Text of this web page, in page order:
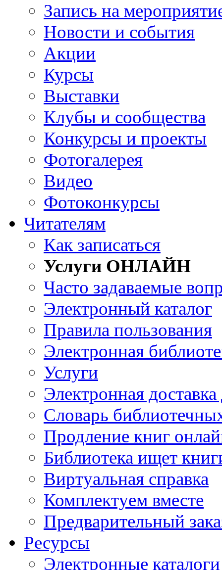
Запись на
Новости и события
Акции
Курсы
Выставки
Клубы и сообщества
Конкурсы и проекты
Фотогалерея
Видео
Фотоконкурсы
Читателям
Как записаться
Услуги ОНЛАЙН
Часто задаваемые
Электронный каталог
Правила пользования
Электронная
Услуги
Электронная
Словарь
Продление книг
Библиотека ищет
Виртуальная справка
Комплектуем вместе
Предварительный
Ресурсы
Электронные каталоги